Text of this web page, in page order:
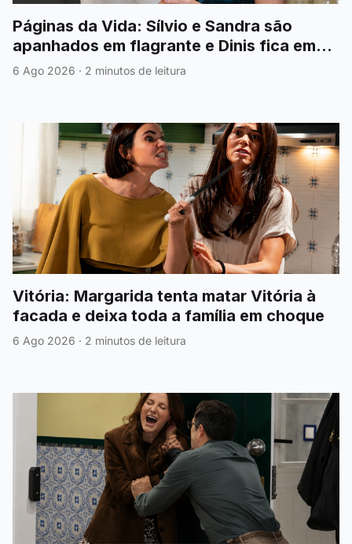
Páginas da Vida: Sílvio e Sandra são
apanhados em flagrante e Dinis fica em
choque
6 Ago 2026 · 2 minutos de leitura
Vitória: Margarida tenta matar Vitória à
facada e deixa toda a família em choque
6 Ago 2026 · 2 minutos de leitura